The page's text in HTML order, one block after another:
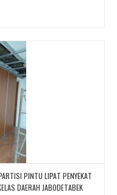
PINTU LIPAT PENYEKAT
DAERAH JABODETABEK